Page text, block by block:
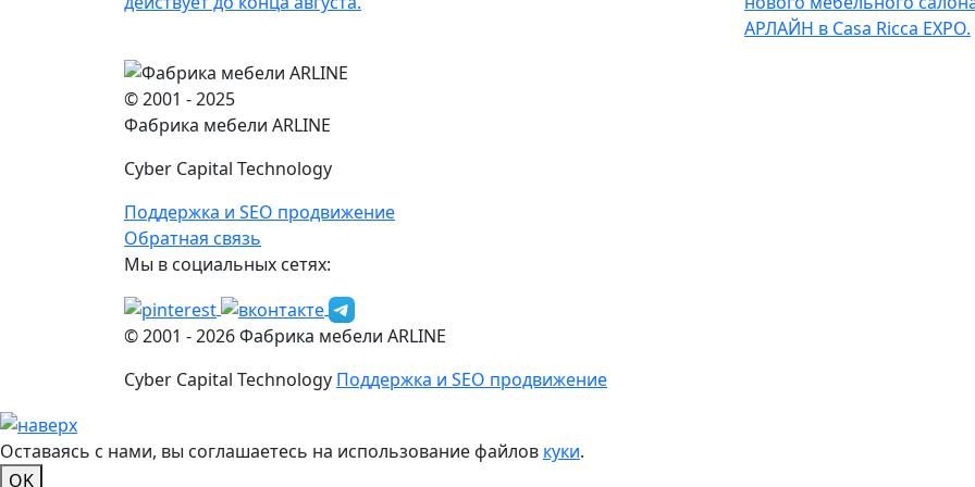
АРЛАЙН в Casa Ricca EXPO.
© 2001 - 2025
Фабрика мебели ARLINE
Cyber Capital Technology
Поддержка и SEO продвижение
Обратная связь
Мы в социальных сетях:
© 2001 -2026Фабрика мебели ARLINE
Cyber Capital Technology Поддержка и SEO продвижение
Оставаясь с нами, вы соглашаетесь на использование файлов куки.
OK